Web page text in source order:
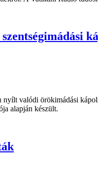
nyílt valódi örökimádási
alapján készült.